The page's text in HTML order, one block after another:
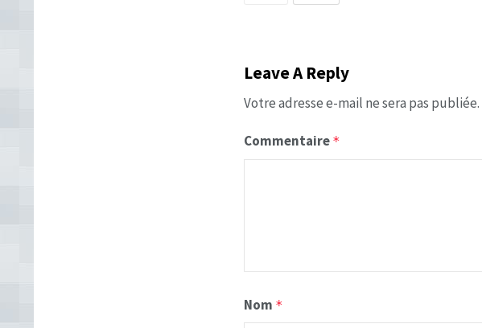
Leave A Reply
Votre adresse e-mail ne sera pas publiée.
Commentaire *
Nom *